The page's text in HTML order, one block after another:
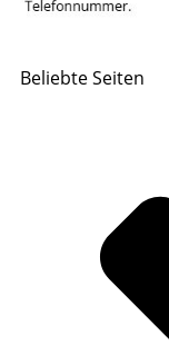
Beliebte Seiten